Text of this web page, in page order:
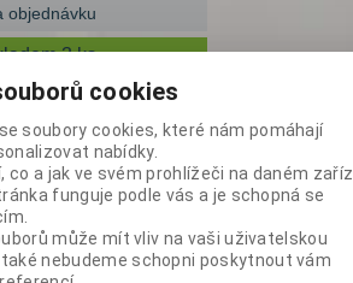
objednávku
3 ks
objednávku
2 ks
cookies
soubory cookies, které nám pomáhají
nabídky.
co a jak ve svém prohlížeči na daném
funguje podle vás a je schopná se
může mít vliv na vaši uživatelskou
nebudeme schopni poskytnout vám